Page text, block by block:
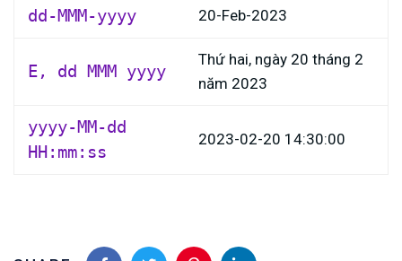
dd-MMM-yyyy 20-Feb-2023
E, dd MMM yyyy
Thứ hai, ngày 20 tháng 2
năm 2023
yyyy-MM-dd
HH:mm:ss
2023-02-20 14:30:00